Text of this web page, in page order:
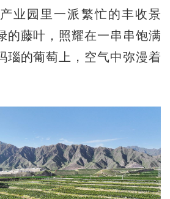
业园里一派繁忙的丰收景
的藤叶，照耀在一串串饱满
瑙的葡萄上，空气中弥漫着